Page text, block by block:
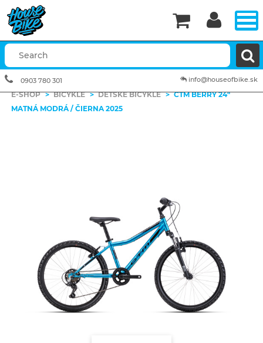
E-SHOP > BICYKLE > DETSKÉ BICYKLE > CTM BERRY 24"
MATNÁ MODRÁ / ČIERNA 2025


info@houseofbike.sk
0903 780 301